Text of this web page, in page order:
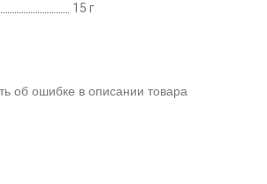
15 г
об ошибке в описании товара